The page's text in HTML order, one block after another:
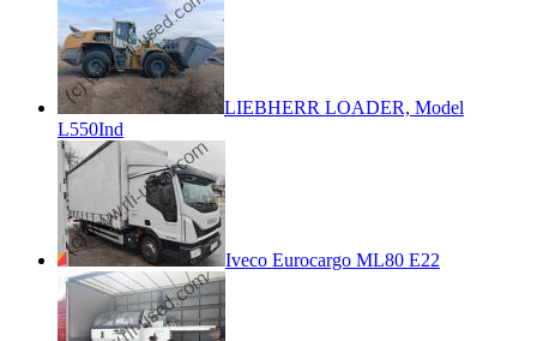
LIEBHERR LOADER, Model
L550Ind
Iveco Eurocargo ML80 E22